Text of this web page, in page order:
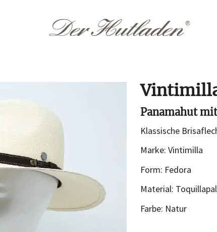
Accessoires
Panamahut
Klassische
Marke: Vintimilla
Form: Fedora
Material:
Farbe: Natur